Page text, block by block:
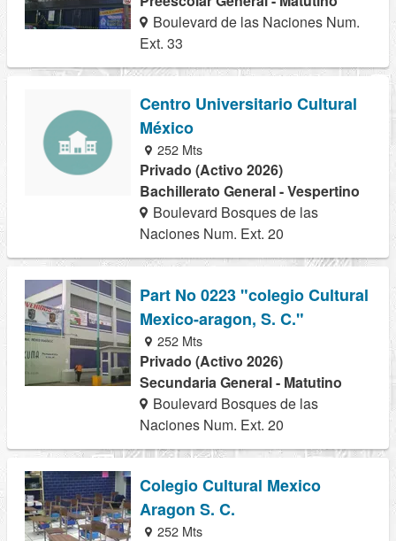
Boulevard de las Naciones Num.
Ext. 33
Centro Universitario Cultural
México
252 Mts
Privado (Activo 2026)
Bachillerato General - Vespertino
Boulevard Bosques de las
Naciones Num. Ext. 20
Part No 0223 "colegio Cultural
Mexico-aragon, S. C."
252 Mts
Privado (Activo 2026)
Secundaria General - Matutino
Boulevard Bosques de las
Naciones Num. Ext. 20
Colegio Cultural Mexico
Aragon S. C.
252 Mts